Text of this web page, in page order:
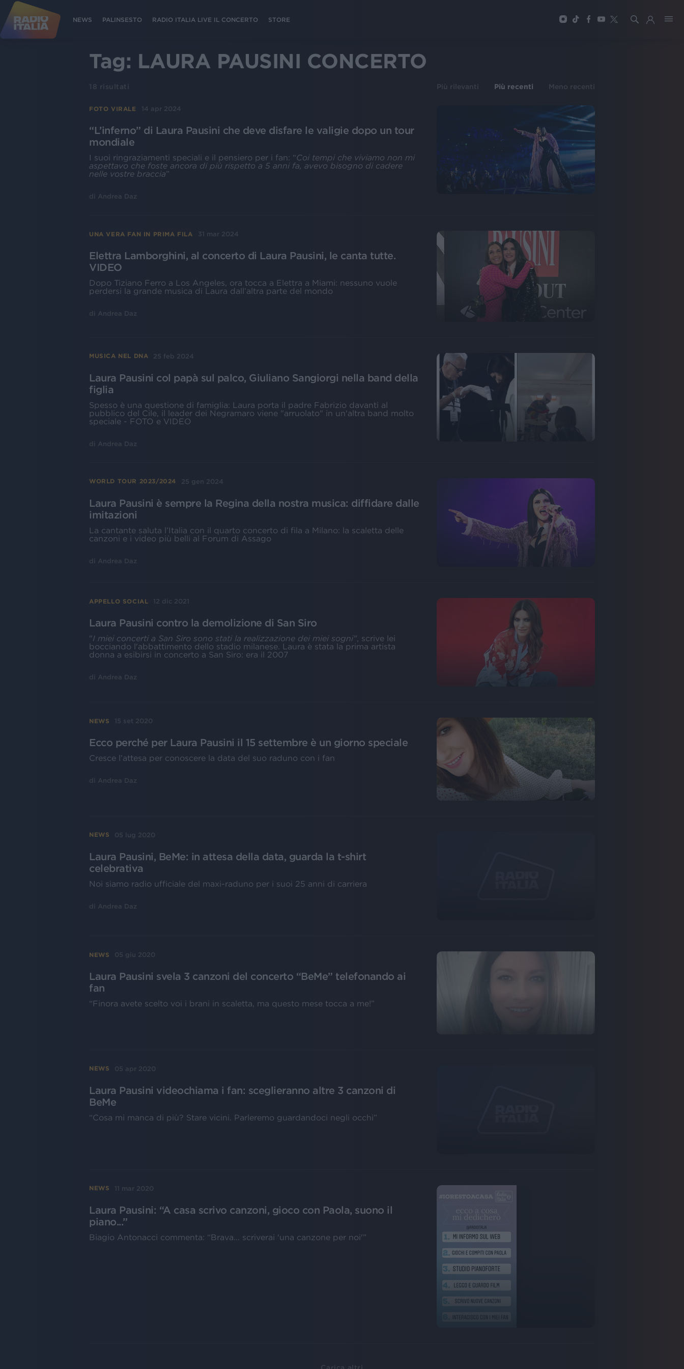
NEWS PALINSESTO RADIO ITALIA LIVE IL CONCERTO STORE
Tag: LAURA PAUSINI CONCERTO
18 risultati Più rilevanti Più recenti Meno recenti
FOTO VIRALE 14 apr 2024
“L’inferno” di Laura Pausini che deve disfare le valigie dopo un tour
mondiale
I suoi ringraziamenti speciali e il pensiero per i fan: “Coi tempi che viviamo non mi
aspettavo che foste ancora di più rispetto a 5 anni fa, avevo bisogno di cadere
nelle vostre braccia”
di Andrea Daz
UNA VERA FAN IN PRIMA FILA 31 mar 2024
Elettra Lamborghini, al concerto di Laura Pausini, le canta tutte.
VIDEO
Dopo Tiziano Ferro a Los Angeles, ora tocca a Elettra a Miami: nessuno vuole
perdersi la grande musica di Laura dall’altra parte del mondo
di Andrea Daz
MUSICA NEL DNA 25 feb 2024
Laura Pausini col papà sul palco, Giuliano Sangiorgi nella band della
figlia
Spesso è una questione di famiglia: Laura porta il padre Fabrizio davanti al
pubblico del Cile, il leader dei Negramaro viene "arruolato" in un'altra band molto
speciale - FOTO e VIDEO
di Andrea Daz
WORLD TOUR 2023/2024 25 gen 2024
Laura Pausini è sempre la Regina della nostra musica: diffidare dalle
imitazioni
La cantante saluta l’Italia con il quarto concerto di fila a Milano: la scaletta delle
canzoni e i video più belli al Forum di Assago
di Andrea Daz
APPELLO SOCIAL 12 dic 2021
Laura Pausini contro la demolizione di San Siro
"I miei concerti a San Siro sono stati la realizzazione dei miei sogni", scrive lei
bocciando l'abbattimento dello stadio milanese. Laura è stata la prima artista
donna a esibirsi in concerto a San Siro: era il 2007
di Andrea Daz
NEWS 15 set 2020
Ecco perché per Laura Pausini il 15 settembre è un giorno speciale
Cresce l’attesa per conoscere la data del suo raduno con i fan
di Andrea Daz
NEWS 05 lug 2020
Laura Pausini, BeMe: in attesa della data, guarda la t-shirt
celebrativa
Noi siamo radio ufficiale del maxi-raduno per i suoi 25 anni di carriera
di Andrea Daz
NEWS 05 giu 2020
Laura Pausini svela 3 canzoni del concerto “BeMe” telefonando ai
fan
“Finora avete scelto voi i brani in scaletta, ma questo mese tocca a me!”
NEWS 05 apr 2020
Laura Pausini videochiama i fan: sceglieranno altre 3 canzoni di
BeMe
“Cosa mi manca di più? Stare vicini. Parleremo guardandoci negli occhi”
NEWS 11 mar 2020
Laura Pausini: “A casa scrivo canzoni, gioco con Paola, suono il
piano...”
Biagio Antonacci commenta: “Brava... scriverai 'una canzone per noi'”